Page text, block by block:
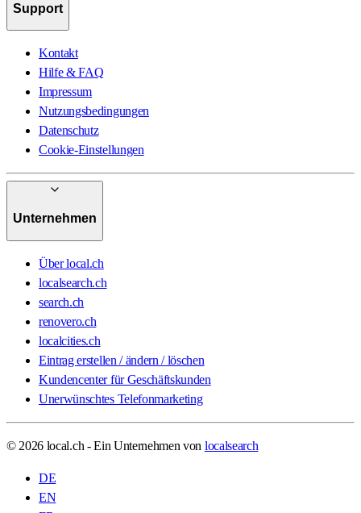
Support
Kontakt
Hilfe & FAQ
Impressum
Nutzungsbedingungen
Datenschutz
Cookie-Einstellungen
Unternehmen
Über local.ch
localsearch.ch
search.ch
renovero.ch
localcities.ch
Eintrag erstellen / ändern / löschen
Kundencenter für Geschäftskunden
Unerwünschtes Telefonmarketing
© 2026 local.ch - Ein Unternehmen von localsearch
DE
EN